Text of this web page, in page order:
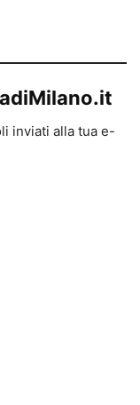
inviati alla tua e-